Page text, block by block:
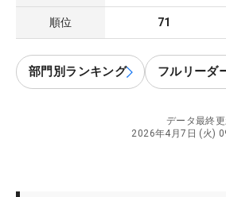
順位 71
部門別ランキング フルリーダ
データ最終更
2026年4月7日 (火)